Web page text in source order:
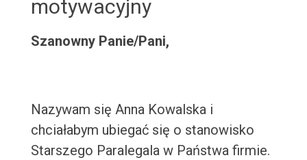
motywacyjny
Szanowny Panie/Pani,
Nazywam się Anna Kowalska i
chciałabym ubiegać się o stanowisko
Starszego Paralegala w Państwa firmie.